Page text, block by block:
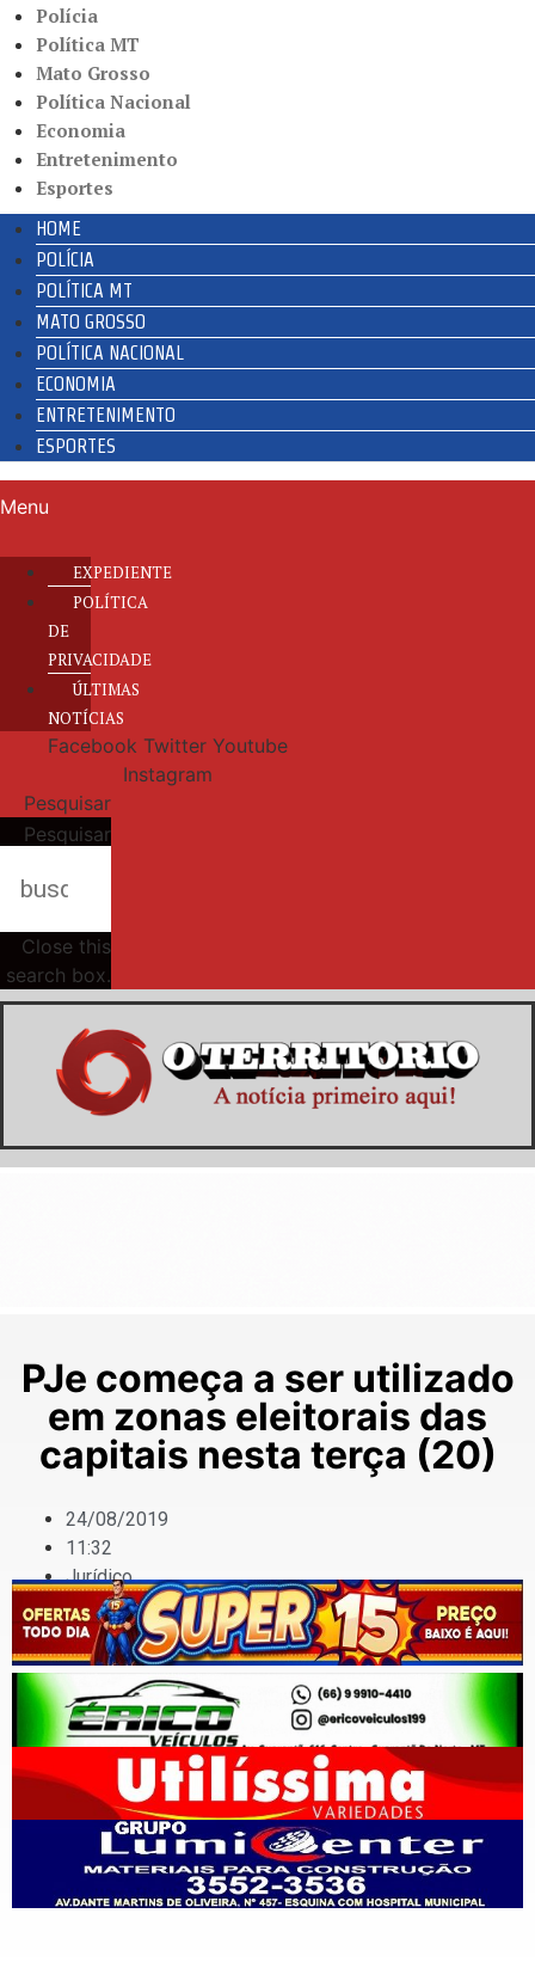
Polícia
Política MT
Mato Grosso
Política Nacional
Economia
Entretenimento
Esportes
HOME
POLÍCIA
POLÍTICA MT
MATO GROSSO
POLÍTICA NACIONAL
ECONOMIA
ENTRETENIMENTO
ESPORTES
Menu
EXPEDIENTE
POLÍTICA
DE
PRIVACIDADE
ÚLTIMAS
NOTÍCIAS
Facebook Twitter Youtube
Instagram
Pesquisar
Pesquisar
Close this
search box.
PJe começa a ser utilizado
em zonas eleitorais das
capitais nesta terça (20)
24/08/2019
11:32
Jurídico